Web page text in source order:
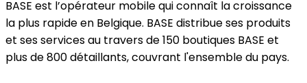
BASE est l’opérateur mobile qui connaît la croissance
la plus rapide en Belgique. BASE distribue ses produits
et ses services au travers de 150 boutiques BASE et
plus de 800 détaillants, couvrant l'ensemble du pays.